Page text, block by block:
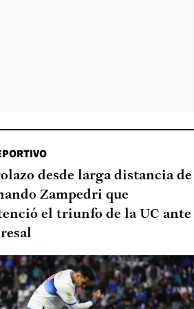
desde larga distancia de
Zampedri que
el triunfo de la UC ante